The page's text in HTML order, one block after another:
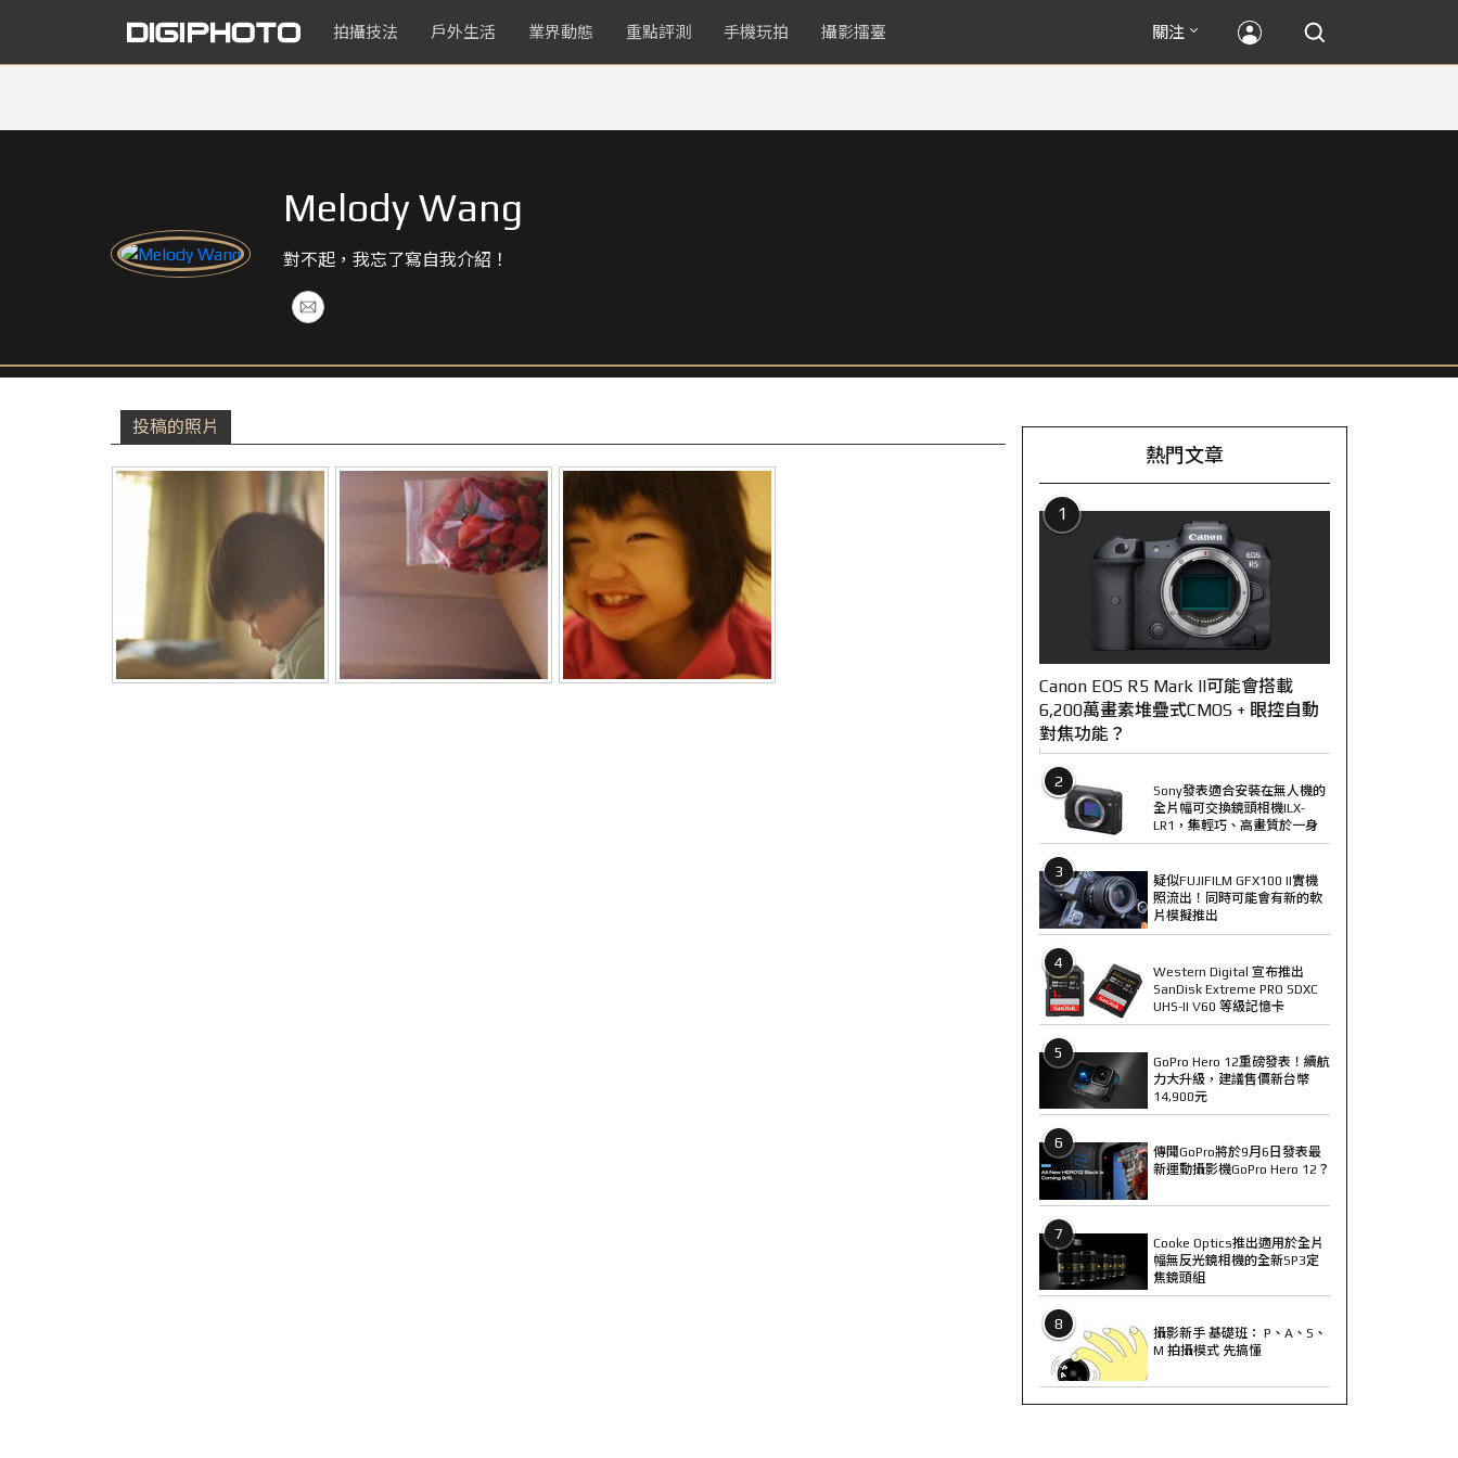
拍攝技法 戶外生活 業界動態 重點評測 手機玩拍 攝影擂臺 關注
Melody Wang
對不起，我忘了寫自我介紹！
投稿的照片
熱門文章
1
Canon EOS R5 Mark II可能會搭載
6,200萬畫素堆疊式CMOS + 眼控自動
對焦功能？
2
Sony發表適合安裝在無人機的
全片幅可交換鏡頭相機ILX-
LR1，集輕巧、高畫質於一身
3
疑似FUJIFILM GFX100 II實機
照流出！同時可能會有新的軟
片模擬推出
4
Western Digital 宣布推出
SanDisk Extreme PRO SDXC
UHS-II V60 等級記憶卡
5
GoPro Hero 12重磅發表！續航
力大升級，建議售價新台幣
14,900元
6
傳聞GoPro將於9月6日發表最
新運動攝影機GoPro Hero 12？
7
Cooke Optics推出適用於全片
幅無反光鏡相機的全新SP3定
焦鏡頭組
8
攝影新手 基礎班： P、A、S、
M 拍攝模式 先搞懂